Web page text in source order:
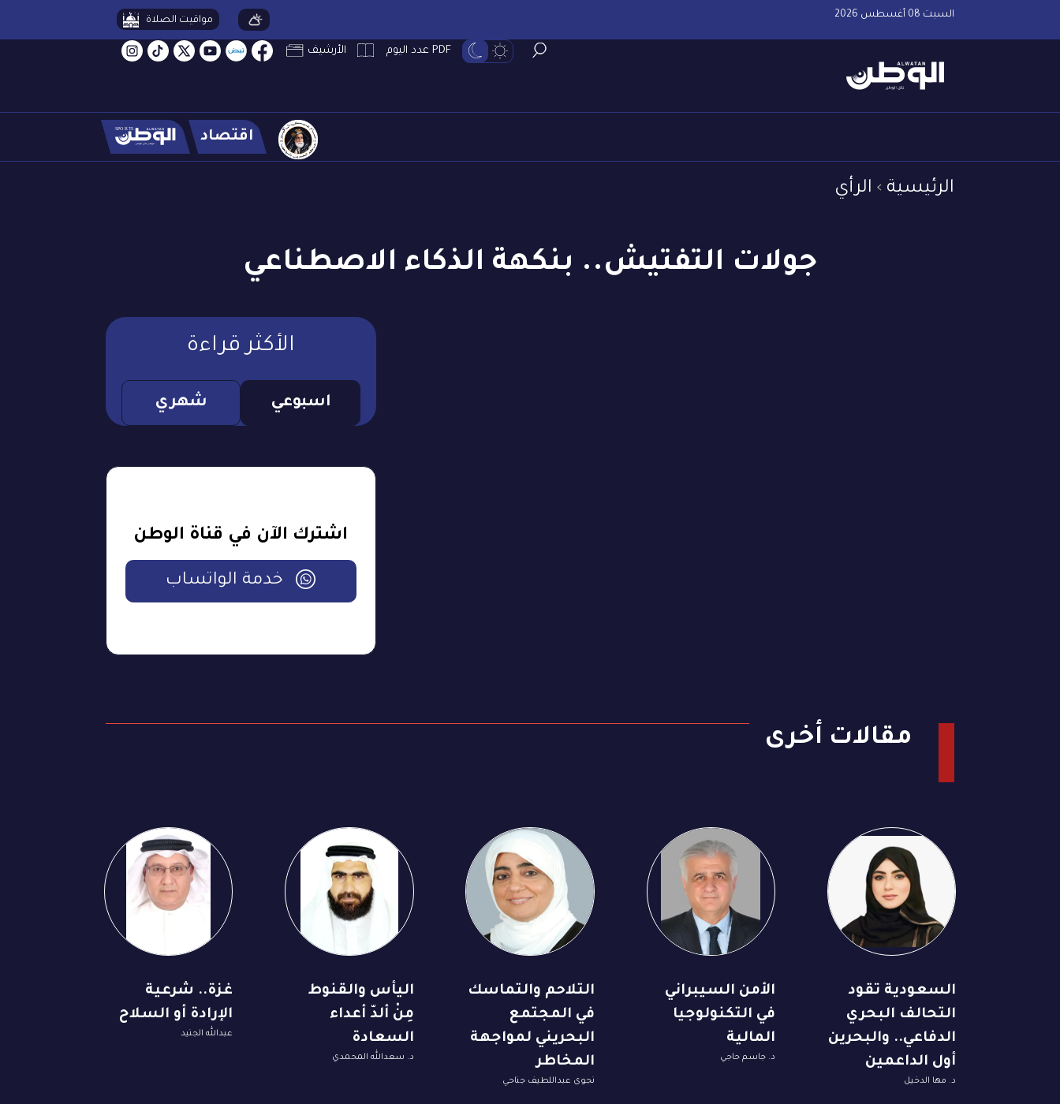
السبت 08 أغسطس 2026 مواقيت الصلاة
PDF عدد اليوم الأرشيف
اقتصاد
الرئيسية الرأي
جولات التفتيش.. بنكهة الذكاء الاصطناعي
الأكثر قراءة
اسبوعي شهري
اشترك الآن في قناة الوطن
خدمة الواتساب
مقالات أخرى
السعودية تقود
التحالف البحري
الدفاعي.. والبحرين
أول الداعمين
د. مها الدخيل
الأمن السيبراني
في التكنولوجيا
المالية
د. جاسم حاجي
التلاحم والتماسك
في المجتمع
البحريني لمواجهة
المخاطر
نجوى عبداللطيف جناحي
اليأس والقنوط
مِنْ ألدّ أعداء
السعادة
د. سعدالله المحمدي
غزة.. شرعية
الإرادة أو السلاح
عبدالله الجنيد